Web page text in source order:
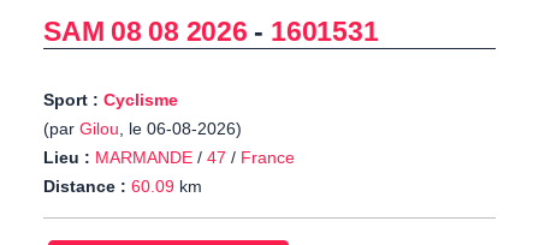
SAM 08 08 2026 - 1601531
Sport : Cyclisme
(par Gilou, le 06-08-2026)
Lieu : MARMANDE / 47 / France
Distance : 60.09 km